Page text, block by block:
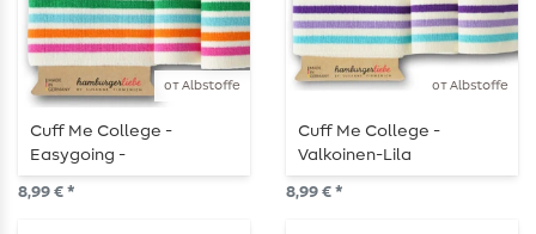
от Albstoffe
Cuff Me College -
Easygoing -
kermanvalkoinen
8,99 € *
от Albstoffe
Cuff Me College -
Valkoinen-Lila
8,99 € *